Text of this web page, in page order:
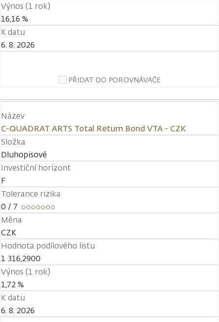
Výnos (1 rok)
16,16 %
K datu
6. 8. 2026
PŘIDAT DO POROVNÁVAČE
Název
C-QUADRAT ARTS Total Return Bond VTA - CZK
Složka
Dluhopisové
Investiční horizont
F
Tolerance rizika
0 / 7
Měna
CZK
Hodnota podílového listu
1 316,2900
Výnos (1 rok)
1,72 %
K datu
6. 8. 2026